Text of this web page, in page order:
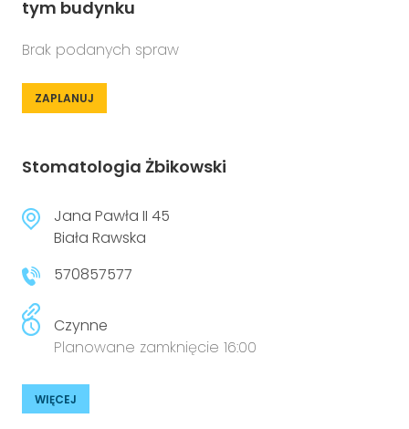
tym budynku
Brak podanych spraw
ZAPLANUJ
Stomatologia Żbikowski
Jana Pawła II 45
Biała Rawska
570857577
Czynne
Planowane zamknięcie 16:00
WIĘCEJ